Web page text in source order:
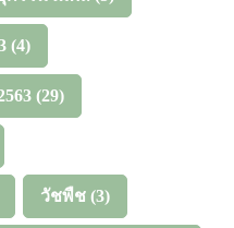
(4)
(29)
วัชพืช (3)